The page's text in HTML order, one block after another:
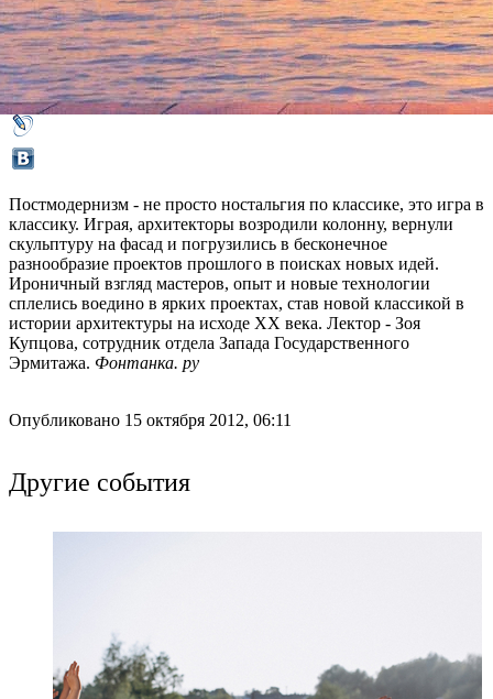
Все лекции
Молодежный центр Государственного Эрмитажа
Постмодернизм - не просто ностальгия по классике, это игра в
классику. Играя, архитекторы возродили колонну, вернули
скульптуру на фасад и погрузились в бесконечное
разнообразие проектов прошлого в поисках новых идей.
Ироничный взгляд мастеров, опыт и новые технологии
сплелись воедино в ярких проектах, став новой классикой в
истории архитектуры на исходе XX века. Лектор - Зоя
Купцова, сотрудник отдела Запада Государственного
Эрмитажа. Фонтанка. ру
Опубликовано 15 октября 2012, 06:11
Другие события